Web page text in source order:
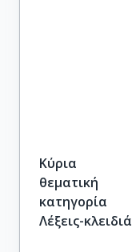
Κύρια
θεματική
κατηγορία
Λέξεις-κλειδιά